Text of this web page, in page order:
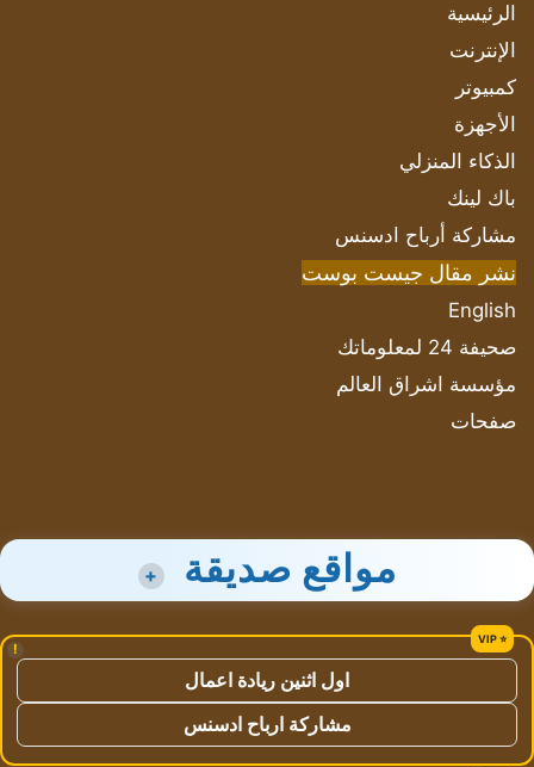
الرئيسية
الإنترنت
كمبيوتر
الأجهزة
الذكاء المنزلي
باك لينك
مشاركة أرباح ادسنس
نشر مقال جيست بوست
English
صحيفة 24 لمعلوماتك
مؤسسة اشراق العالم
صفحات
مواقع صديقة +
!
اول اثنين ريادة اعمال
مشاركة ارباح ادسنس